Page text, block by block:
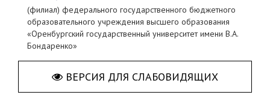
(филиал) федерального государственного бюджетного
образовательного учреждения высшего образования
«Оренбургский государственный университет имени В.А.
Бондаренко»
ВЕРСИЯ ДЛЯ СЛАБОВИДЯЩИХ